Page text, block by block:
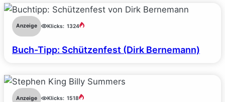
Anzeige Klicks: 1324
Buch-Tipp: Schützenfest (Dirk Bernemann)
Anzeige Klicks: 1518